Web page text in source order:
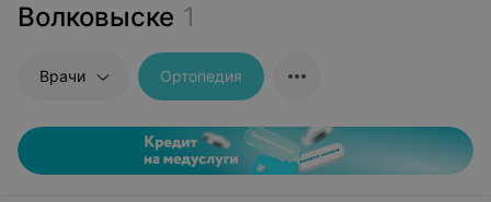
Волковыске 1
Врачи Ортопедия